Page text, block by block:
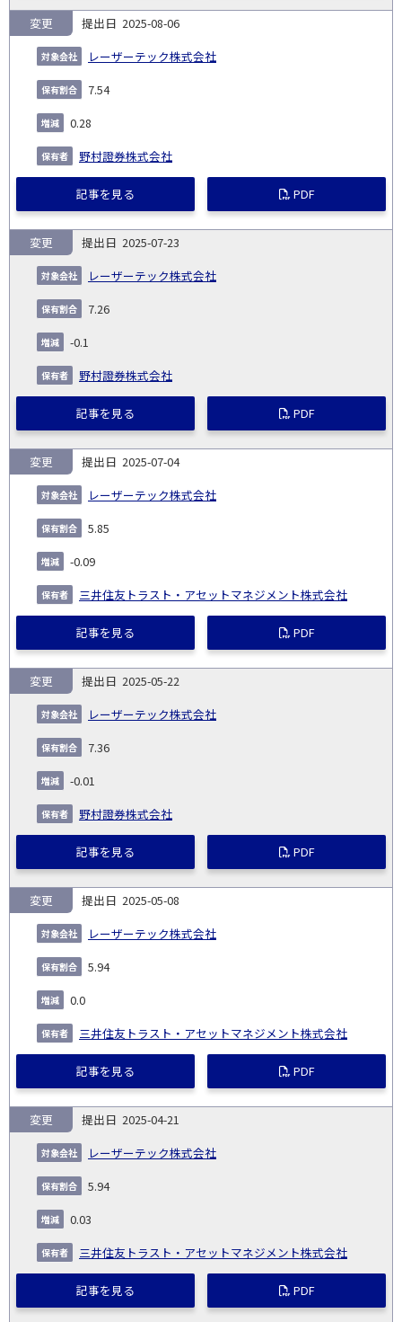
2025-08-06
レーザーテック株式会社
変更
7.54
0.28
野村證券株式会社
記事を見る PDF
2025-07-23
レーザーテック株式会社
変更
7.26
-0.1
野村證券株式会社
記事を見る PDF
2025-07-04
レーザーテック株式会社
変更
5.85
-0.09
三井住友トラスト・アセットマネジメント株式会社
記事を見る PDF
2025-05-22
レーザーテック株式会社
変更
7.36
-0.01
野村證券株式会社
記事を見る PDF
2025-05-08
レーザーテック株式会社
変更
5.94
0.0
三井住友トラスト・アセットマネジメント株式会社
記事を見る PDF
2025-04-21
レーザーテック株式会社
変更
5.94
0.03
三井住友トラスト・アセットマネジメント株式会社
記事を見る PDF